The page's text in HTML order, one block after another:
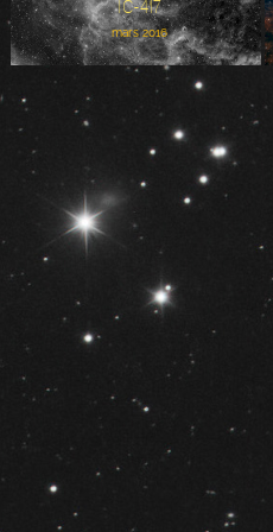
IC-417
mars 2016